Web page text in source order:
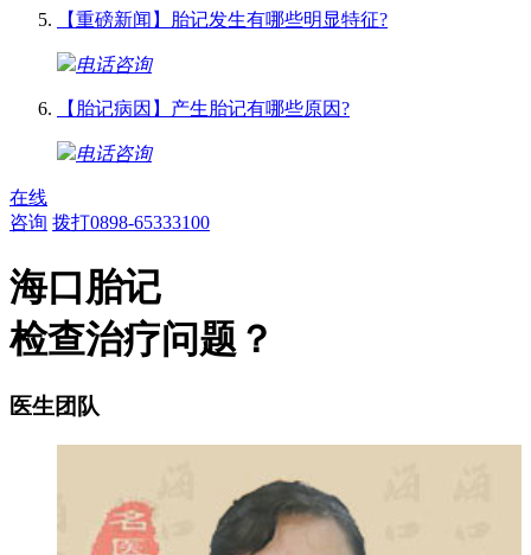
【重磅新闻】胎记发生有哪些明显特征?
电话咨询
【胎记病因】产生胎记有哪些原因?
电话咨询
在线
咨询 拨打0898-65333100
海口胎记
检查治疗问题？
医生团队